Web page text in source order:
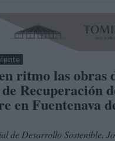
ritmo las obras
Recuperación
en Fuentenava
de Desarrollo Sostenible,